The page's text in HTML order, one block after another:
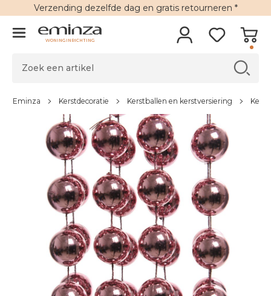
Verzending dezelfde dag en gratis retourneren *
WONINGINRICHTING
Eminza Kerstdecoratie Kerstballen en kerstversiering